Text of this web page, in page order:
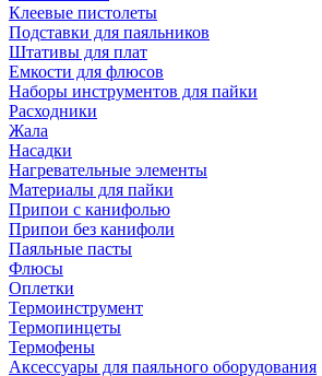
Клеевые пистолеты
Подставки для паяльников
Штативы для плат
Емкости для флюсов
Наборы инструментов для пайки
Расходники
Жала
Насадки
Нагревательные элементы
Материалы для пайки
Припои с канифолью
Припои без канифоли
Паяльные пасты
Флюсы
Оплетки
Термоинструмент
Термопинцеты
Термофены
Аксессуары для паяльного оборудования